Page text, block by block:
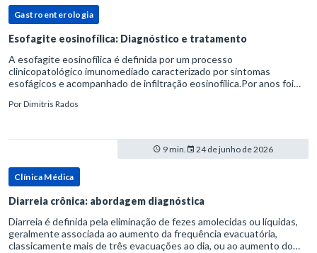
Gastroenterologia
Esofagite eosinofílica: Diagnóstico e tratamento
A esofagite eosinofílica é definida por um processo
clinicopatológico imunomediado caracterizado por sintomas
esofágicos e acompanhado de infiltração eosinofílica.Por anos foi
refluxo gastr
PorDimitris Rados
9 min. 24 de junho de 2026
Clínica Médica
Diarreia crônica: abordagem diagnóstica
Diarreia é definida pela eliminação de fezes amolecidas ou líquidas,
geralmente associada ao aumento da frequência evacuatória,
classicamente mais de três evacuações ao dia, ou ao aumento do